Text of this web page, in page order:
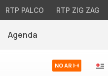
RTP PALCO RTP ZIG ZAG
Agenda
NO AR